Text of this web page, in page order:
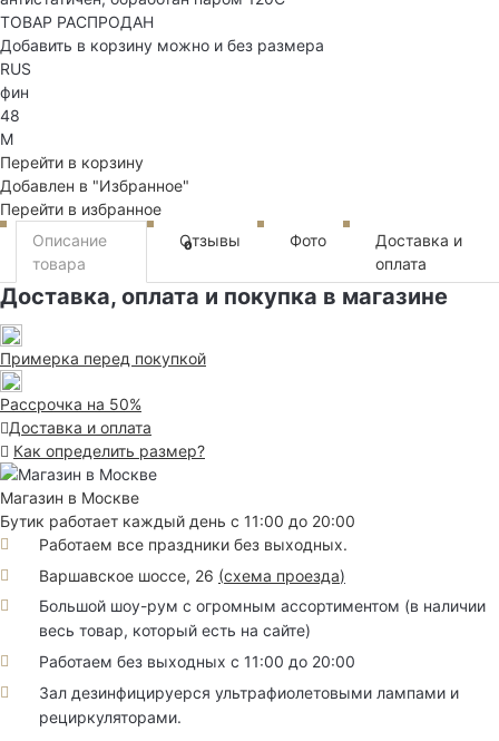
ТОВАР РАСПРОДАН
Добавить в корзину можно и без размера
RUS
фин
48
M
Перейти в корзину
Добавлен в "Избранное"
Перейти в избранное
Описание
товара
Отзывы
0 Фото
Доставка и
оплата
Доставка, оплата и покупка в магазине
Примерка перед покупкой
Рассрочка на 50%
Доставка и оплата
Как определить размер?
Магазин в Москве
Бутик работает каждый день с 11:00 до 20:00
Работаем все праздники без выходных.
Варшавское шоссе, 26 (схема проезда)
Большой шоу-рум с огромным ассортиментом (в наличии
весь товар, который есть на сайте)
Работаем без выходных с 11:00 до 20:00
Зал дезинфицируерся ультрафиолетовыми лампами и
рециркуляторами.